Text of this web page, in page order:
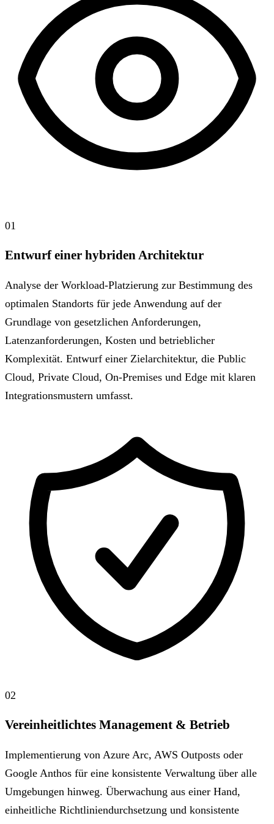
01
Entwurf einer hybriden Architektur
Analyse der Workload-Platzierung zur Bestimmung des
optimalen Standorts für jede Anwendung auf der
Grundlage von gesetzlichen Anforderungen,
Latenzanforderungen, Kosten und betrieblicher
Komplexität. Entwurf einer Zielarchitektur, die Public
Cloud, Private Cloud, On-Premises und Edge mit klaren
Integrationsmustern umfasst.
02
Vereinheitlichtes Management & Betrieb
Implementierung von Azure Arc, AWS Outposts oder
Google Anthos für eine konsistente Verwaltung über alle
Umgebungen hinweg. Überwachung aus einer Hand,
einheitliche Richtliniendurchsetzung und konsistente